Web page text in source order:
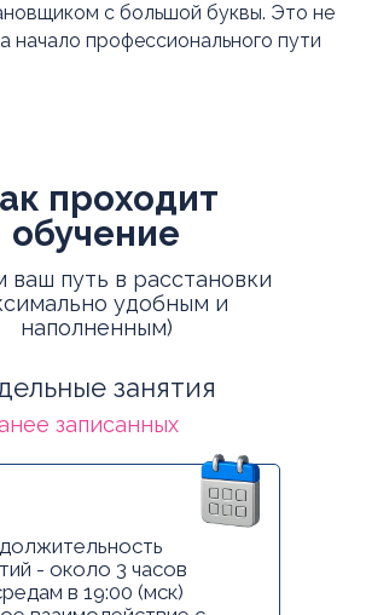
с большой буквы. Это не
начало профессионального пути
проходит
обучение
ваш путь в расстановки
удобным и
наполненным)
занятия
записанных
- около 3 часов
в 19:00 (мск)